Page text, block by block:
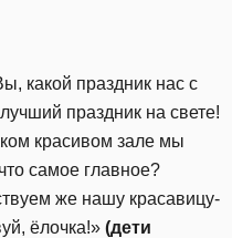
какой праздник нас с
праздник на свете!
красивом зале мы
самое главное?
же нашу красавицу-
ёлочка!» (дети